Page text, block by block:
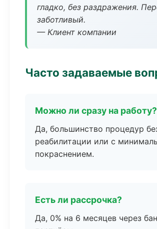
гладко, без раздражения.
заботливый.
— Клиент компании
Часто задаваемые
Можно ли сразу на работу?
Да, большинство процедур
реабилитации или с
покраснением.
Есть ли рассрочка?
Да, 0% на 6 месяцев через